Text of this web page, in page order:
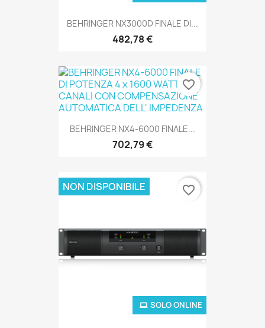
BEHRINGER NX3000D FINALE DI...
482,78 €
BEHRINGER NX4-6000 FINALE...
702,79 €
SOLO ONLINE
favorite_border
SOLO ONLINE
NON DISPONIBILE favorite_border